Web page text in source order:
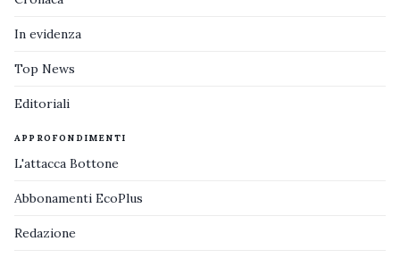
In evidenza
Top News
Editoriali
APPROFONDIMENTI
L'attacca Bottone
Abbonamenti EcoPlus
Redazione